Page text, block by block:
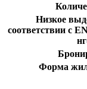
Низкое
соответствии с
Форма